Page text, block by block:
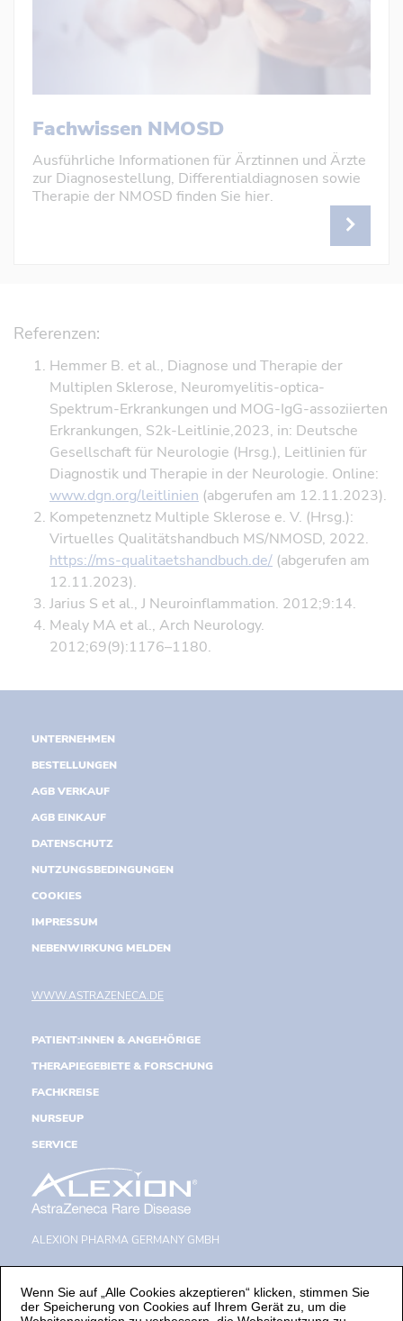
Fachwissen NMOSD
Ausführliche Informationen für Ärztinnen und Ärzte
zur Diagnosestellung, Differentialdiagnosen sowie
Therapie der NMOSD finden Sie hier.
Referenzen:
Hemmer B. et al., Diagnose und Therapie der
Multiplen Sklerose, Neuromyelitis-optica-
Spektrum-Erkrankungen und MOG-IgG-assoziierten
Erkrankungen, S2k-Leitlinie,2023, in: Deutsche
Gesellschaft für Neurologie (Hrsg.), Leitlinien für
Diagnostik und Therapie in der Neurologie. Online:
www.dgn.org/leitlinien (abgerufen am 12.11.2023).
Kompetenznetz Multiple Sklerose e. V. (Hrsg.):
Virtuelles Qualitätshandbuch MS/NMOSD, 2022.
https://ms-qualitaetshandbuch.de/ (abgerufen am
12.11.2023).
Jarius S et al., J Neuroinflammation. 2012;9:14.
Mealy MA et al., Arch Neurology.
2012;69(9):1176–1180.
UNTERNEHMEN
BESTELLUNGEN
AGB VERKAUF
AGB EINKAUF
DATENSCHUTZ
NUTZUNGSBEDINGUNGEN
COOKIES
IMPRESSUM
NEBENWIRKUNG MELDEN
WWW.ASTRAZENECA.DE
PATIENT:INNEN & ANGEHÖRIGE
THERAPIEGEBIETE & FORSCHUNG
FACHKREISE
NURSEUP
SERVICE
ALEXION PHARMA GERMANY GMBH
D-80687 MÜNCHEN
Wenn Sie auf „Alle Cookies akzeptieren“ klicken, stimmen Sie
der Speicherung von Cookies auf Ihrem Gerät zu, um die